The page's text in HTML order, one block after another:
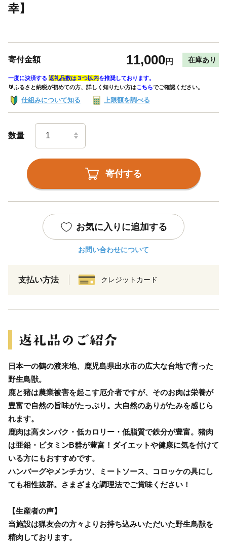
幸】
寄付金額 11,000円 在庫あり
一度に決済する 返礼品数は３つ以内を推奨しております。
🔰ふるさと納税が初めての方、詳しく知りたい方はこちらでご確認ください。
仕組みについて知る 上限額を調べる
数量
寄付する
お気に入りに追加する
お問い合わせについて
支払い方法 クレジットカード
日本一の鶴の渡来地、鹿児島県出水市の広大な台地で育った
野生鳥獣。
鹿と猪は農業被害を起こす厄介者ですが、そのお肉は栄養が
豊富で自然の旨味がたっぷり。大自然のありがたみを感じら
れます。
鹿肉は高タンパク・低カロリー・低脂質で鉄分が豊富。猪肉
は亜鉛・ビタミンB群が豊富！ダイエットや健康に気を付けて
いる方にもおすすめです。
ハンバーグやメンチカツ、ミートソース、コロッケの具にし
ても相性抜群。さまざまな調理法でご賞味ください！
【生産者の声】
当施設は猟友会の方々よりお持ち込みいただいた野生鳥獣を
精肉しております。